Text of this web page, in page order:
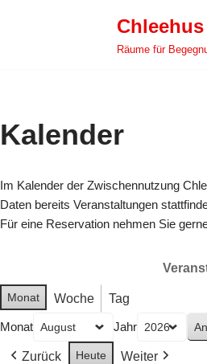
Chleehus
Räume für
Kalender
Im Kalender der Zwischennutzung
Daten bereits Veranstaltungen
Für eine Reservation nehmen Sie
Monat Woche Tag
Monat Jahr
Zurück Heute Weiter